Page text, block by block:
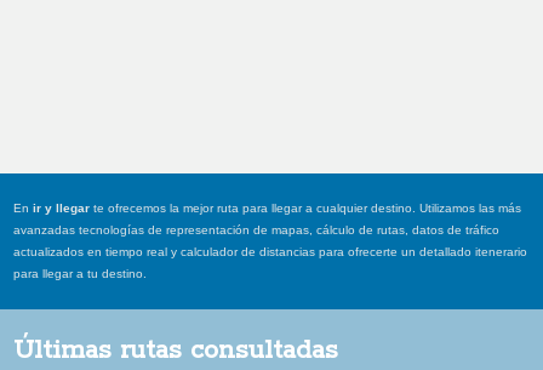
Enir y llegar te ofrecemos la mejor ruta para llegar a cualquier destino. Utilizamos las más
avanzadas tecnologías de representación de mapas, cálculo de rutas, datos de tráfico
actualizados en tiempo real y calculador de distancias para ofrecerte un detallado itenerario
para llegar a tu destino.
Últimas rutas consultadas